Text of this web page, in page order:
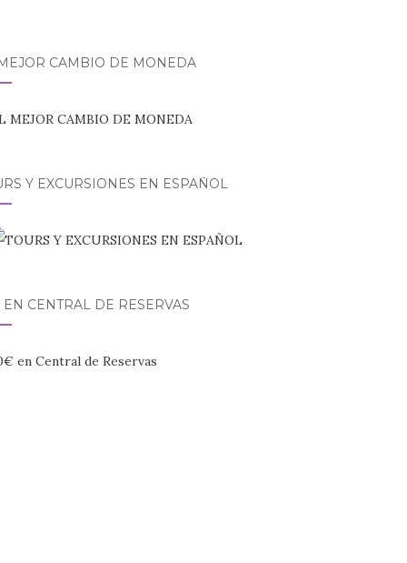
CAMBIO DE MONEDA
Y EXCURSIONES EN ESPAÑOL
CENTRAL DE RESERVAS